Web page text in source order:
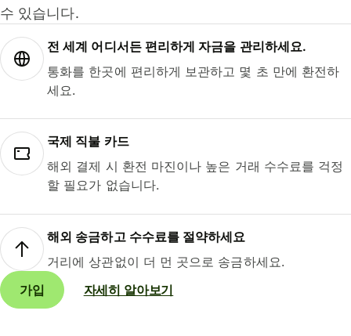
수 있습니다.
전 세계 어디서든 편리하게 자금을 관리하세요.
통화를 한곳에 편리하게 보관하고 몇 초 만에 환전하
세요.
국제 직불 카드
해외 결제 시 환전 마진이나 높은 거래 수수료를 걱정
할 필요가 없습니다.
해외 송금하고 수수료를 절약하세요
거리에 상관없이 더 먼 곳으로 송금하세요.
가입
자세히 알아보기